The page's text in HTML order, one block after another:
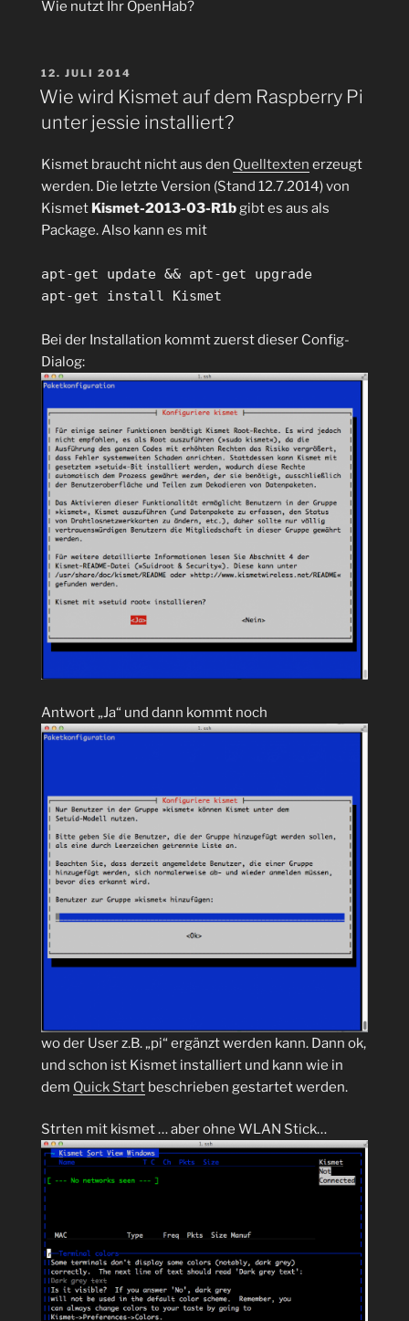
Wie nutzt Ihr OpenHab?
VERÖFFENTLICHT
AM
12. JULI 2014
Wie wird Kismet auf dem Raspberry Pi
unter jessie installiert?
Kismet braucht nicht aus den Quelltexten erzeugt
werden. Die letzte Version (Stand 12.7.2014) von
Kismet Kismet-2013-03-R1bgibt es aus als
Package. Also kann es mit
apt-get update && apt-get upgrade
apt-get install Kismet
Bei der Installation kommt zuerst dieser Config-
Dialog:
Antwort „Ja“ und dann kommt noch
wo der User z.B. „pi“ ergänzt werden kann. Dann ok,
und schon ist Kismet installiert und kann wie in
dem Quick Start beschrieben gestartet werden.
Strten mit kismet … aber ohne WLAN Stick…